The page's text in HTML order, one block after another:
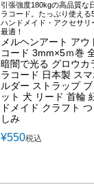
引張強度180kgの高品質な
ラコード。たっぷり使える5
ハンドメイド・アクセサリ
最適！
メルヘンアート アウ
コード 3mm×5ｍ巻
暗闇で光る グロウカ
ラコード 日本製 スマ
ルダー ストラップ
ット 犬 リード 首輪
ドメイド クラフト
しみ
¥550税込